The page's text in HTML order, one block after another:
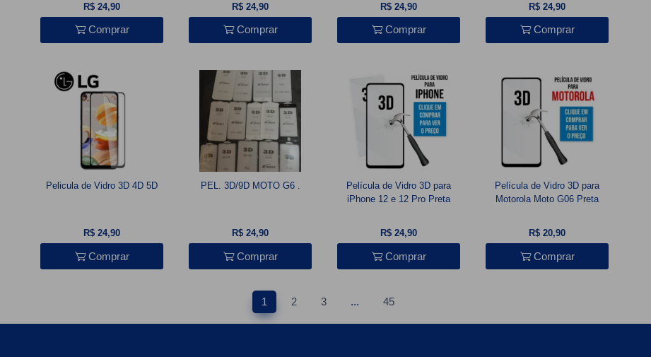
R$ 24,90
Comprar
R$ 24,90
Comprar
R$ 24,90
Comprar
R$ 24,90
Comprar
Pelicula de Vidro 3D 4D 5D
R$ 24,90
Comprar
PEL. 3D/9D MOTO G6 .
R$ 24,90
Comprar
Película de Vidro 3D para
iPhone 12 e 12 Pro Preta
R$ 24,90
Comprar
Película de Vidro 3D para
Motorola Moto G06 Preta
R$ 20,90
Comprar
1 2 3 ... 45